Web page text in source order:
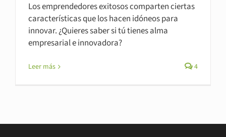
Los emprendedores exitosos comparten ciertas
características que los hacen idóneos para
innovar. ¿Quieres saber si tú tienes alma
empresarial e innovadora?
Leer más 4